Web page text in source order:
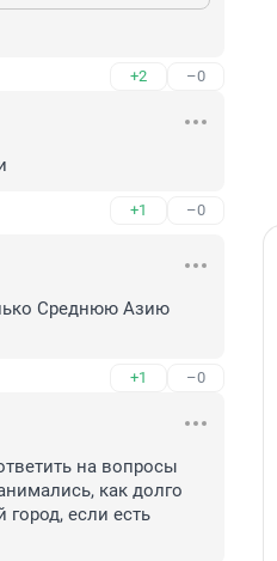
+2 –0
+1 –0
Среднюю Азию
+1 –0
на вопросы
как долго
город, если есть